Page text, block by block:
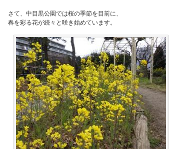
さて、中目黒公園では桜の季節を目前に、
春を彩る花が続々と咲き始めています。